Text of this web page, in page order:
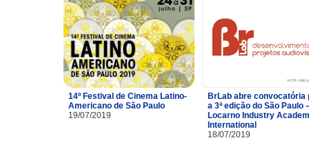
14º Festival de Cinema Latino-
Americano de São Paulo
19/07/2019
BrLab abre convocatória
a 3ª edição do São Paulo
Locarno Industry
International
18/07/2019